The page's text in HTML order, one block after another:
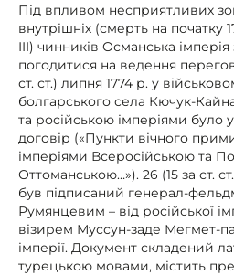
Під впливом несприятливих
внутрішніх (смерть на початку
III) чинників Османська
погодитися на ведення
ст. ст.) липня 1774 р. у
болгарського села Кючук-
та російською імперіями було
договір («Пункти вічного
імперіями Всеросійською та
Оттоманською…»). 26 (15 за ст.
був підписаний генерал-
Румянцевим – від російської
візирем Муссун-заде Мегмет-
імперії. Документ складений
турецькою мовами, містить